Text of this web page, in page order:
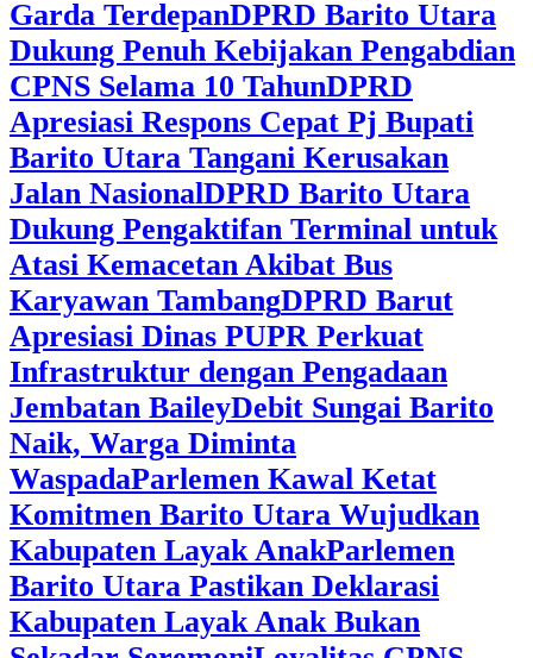
Garda TerdepanDPRD Barito Utara
Dukung Penuh Kebijakan Pengabdian
CPNS Selama 10 TahunDPRD
Apresiasi Respons Cepat Pj Bupati
Barito Utara Tangani Kerusakan
Jalan NasionalDPRD Barito Utara
Dukung Pengaktifan Terminal untuk
Atasi Kemacetan Akibat Bus
Karyawan TambangDPRD Barut
Apresiasi Dinas PUPR Perkuat
Infrastruktur dengan Pengadaan
Jembatan BaileyDebit Sungai Barito
Naik, Warga Diminta
WaspadaParlemen Kawal Ketat
Komitmen Barito Utara Wujudkan
Kabupaten Layak AnakParlemen
Barito Utara Pastikan Deklarasi
Kabupaten Layak Anak Bukan